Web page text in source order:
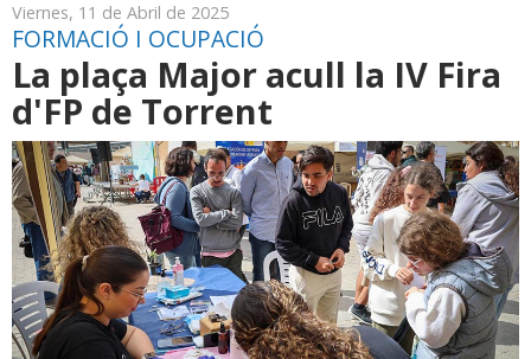
Viernes, 11 de Abril de 2025
FORMACIÓ I OCUPACIÓ
La plaça Major acull la IV Fira
d'FP de Torrent